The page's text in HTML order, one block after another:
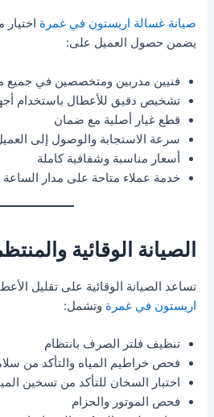
صيانة غسالة اريستون في غمرة
يضمن حصول العميل على:
فنيين مدربين ومتخصصين في جميع
تشخيص دقيق للأعطال باستخدام
قطع غيار أصلية مع ضمان
سرعة الاستجابة والوصول إلى
أسعار مناسبة وشفافية كاملة
خدمة عملاء متاحة على مدار
الصيانة الوقائية
تساعد الصيانة الوقائية على تقليل
اريستون في غمرة وتشمل:
تنظيف فلتر الصرف بانتظام
فحص خراطيم المياه والتأكد من
اختبار السخان للتأكد من تسخين
فحص الموتور والحزام